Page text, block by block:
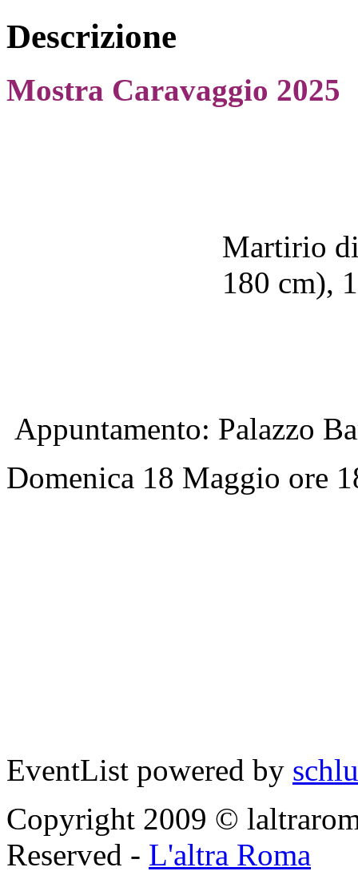
Descrizione
Mostra Caravaggio 2025
Martirio
180 cm),
Appuntamento: Palazzo
Domenica 18 Maggio ore
EventList powered by
Copyright 2009 ©
Reserved - L'altra Roma